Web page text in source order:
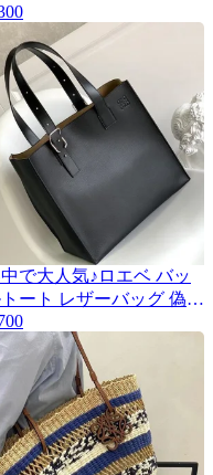
尋の神隠し lov02003
で大人気♪ロエベ バッ
ート レザーバッグ 偽物
使える lox76313